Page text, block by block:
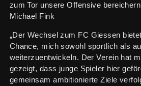
zum Tor unsere Offensive
Michael Fink
„Der Wechsel zum FC Giessen
Chance, mich sowohl sportlich als
weiterzuentwickeln. Der Verein hat
gezeigt, dass junge Spieler hier
gemeinsam ambitionierte Ziele